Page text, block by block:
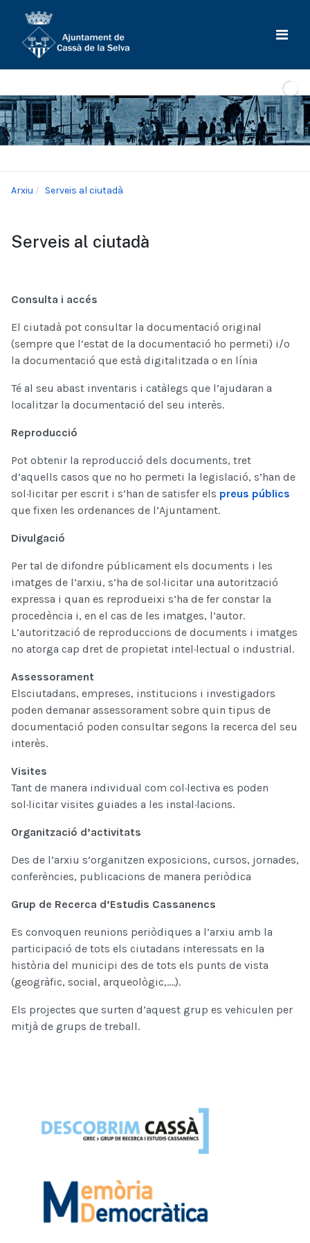
Arxiu Serveis al ciutadà
Serveis al ciutadà
Consulta i accés
El ciutadà pot consultar la documentació original
(sempre que l’estat de la documentació ho permeti) i/o
la documentació que està digitalitzada o en línia
Té al seu abast inventaris i catàlegs que l’ajudaran a
localitzar la documentació del seu interès.
Reproducció
Pot obtenir la reproducció dels documents, tret
d’aquells casos que no ho permeti la legislació, s’han de
sol·licitar per escrit i s’han de satisfer els preus públics
que fixen les ordenances de l’Ajuntament.
Divulgació
Per tal de difondre públicament els documents i les
imatges de l’arxiu, s’ha de sol·licitar una autorització
expressa i quan es reprodueixi s’ha de fer constar la
procedència i, en el cas de les imatges, l’autor.
L’autorització de reproduccions de documents i imatges
no atorga cap dret de propietat intel·lectual o industrial.
Assessorament
Elsciutadans, empreses, institucions i investigadors
poden demanar assessorament sobre quin tipus de
documentació poden consultar segons la recerca del seu
interès.
Visites
Tant de manera individual com col·lectiva es poden
sol·licitar visites guiades a les instal·lacions.
Organització d’activitats
Des de l’arxiu s’organitzen exposicions, cursos, jornades,
conferències, publicacions de manera periòdica
Grup de Recerca d’Estudis Cassanencs
Es convoquen reunions periòdiques a l’arxiu amb la
participació de tots els ciutadans interessats en la
història del municipi des de tots els punts de vista
(geogràfic, social, arqueològic,....).
Els projectes que surten d’aquest grup es vehiculen per
mitjà de grups de treball.